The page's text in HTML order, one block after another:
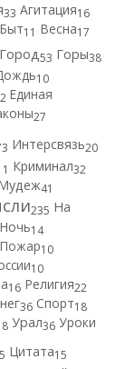
33 Агитация16
Быт11 Весна17
Город53 Горы38
10
Единая
27
Интерсвязь20
Криминал32
41
235 На
Ночь14
Пожар10
10
16 Религия22
36 Спорт18
Урал36 Уроки
Цитата15